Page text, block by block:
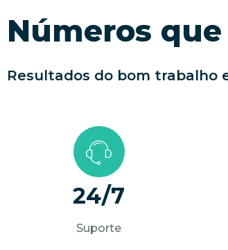
Números
Resultados do bom trabalho
24/7
Suporte